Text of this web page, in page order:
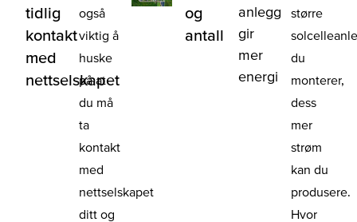
tidlig
kontakt
med
nettselskapet
også
viktig å
huske
på at
du må
ta
kontakt
med
nettselskapet
ditt og
og
antall
anlegg
gir
mer
energi
større
du
monterer,
dess
mer
strøm
kan du
produsere.
Hvor